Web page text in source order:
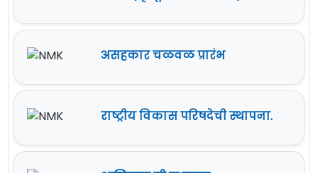
असहकार चळवळ प्रारंभ
राष्ट्रीय विकास परिषदेची स्थापना.